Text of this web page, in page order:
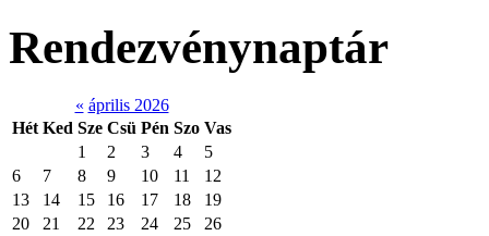
Rendezvénynaptár
« április 2026
Hét Ked Sze Csü Pén Szo Vas
1
2 3 4
5
6
7 8 9 10 11
12
13
14 15 16 17 18
19
20
21 22 23 24 25
26